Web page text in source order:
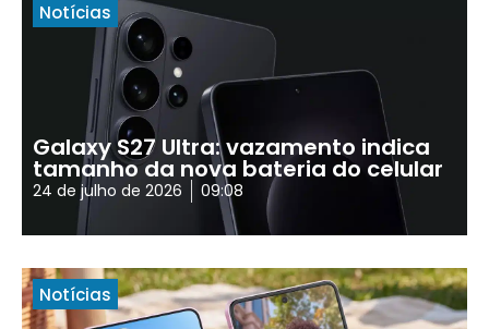
Notícias
Galaxy S27 Ultra: vazamento indica
tamanho da nova bateria do celular
24 de julho de 2026 09:08
Notícias